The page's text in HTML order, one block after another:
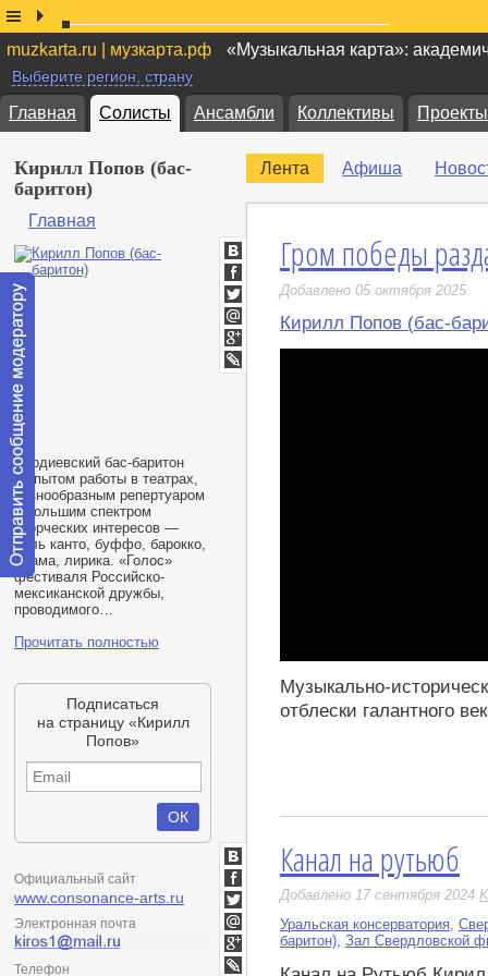
muzkarta.ru | музкарта.рф «Музыкальная карта»:
Выберите регион, страну
Главная Солисты Ансамбли Коллективы Проекты
Кирилл Попов (бас-
баритон)
Главная
Вердиевский бас-баритон
с опытом работы в театрах,
разнообразным репертуаром
и большим спектром
творческих интересов —
бель канто, буффо, барокко,
драма, лирика. «Голос»
фестиваля Российско-
мексиканской дружбы,
проводимого…
Прочитать полностью
Подписаться
на страницу «Кирилл
Попов»
Официальный сайт
www.consonance-arts.ru
Электронная почта
Телефон
Лента Афиша
Гром победы
Добавлено 05 октября 2025
Кирилл Попов (бас-
Музыкально-
отблески галантного
ВКонтакте
Facebook
Twitter
Мой
Мир
Google+
LiveJournal
Канал на рутьюб
Добавлено 17 сентября 2024
Уральская консерватория,
баритон), Зал Свердловской
ВКонтакте
Facebook
Twitter
Мой
Мир
Google+
Отправить
сообщение
модератору